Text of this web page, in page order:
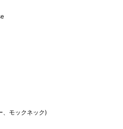
、モックネック)